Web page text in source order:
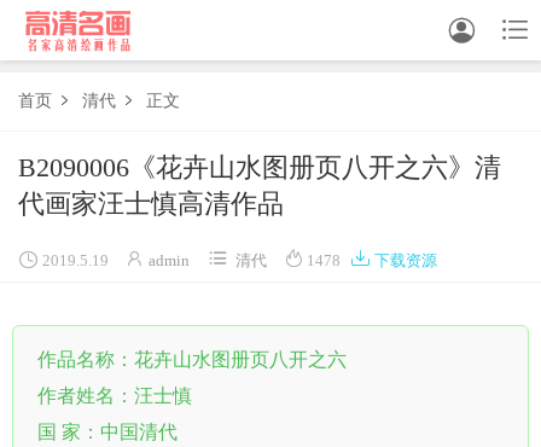


中国画
油画
白描
书法
精选
首页  清代  正文
B2090006《花卉山水图册页八开之六》清
代画家汪士慎高清作品
 2019.5.19  admin  清代  1478  下载资源
作品名称：花卉山水图册页八开之六
作者姓名：汪士慎
国 家：中国清代